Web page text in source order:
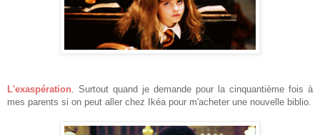
L'exaspération . Surtout quand je demande pour la cinquantième fois à
mes parents si on peut aller chez Ikéa pour m'acheter une nouvelle biblio.